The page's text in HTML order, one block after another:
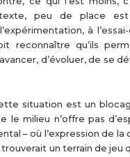
peu de place
à
reconnaître qu’ils
d’évoluer, de se
situation est un
le milieu n’offre pas
– où l’expression de la
un terrain de jeu